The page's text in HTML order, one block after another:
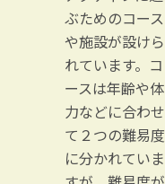
ぶためのコース
や施設が設けら
れています。コ
ースは年齢や体
力などに合わせ
て２つの難易度
に分かれていま